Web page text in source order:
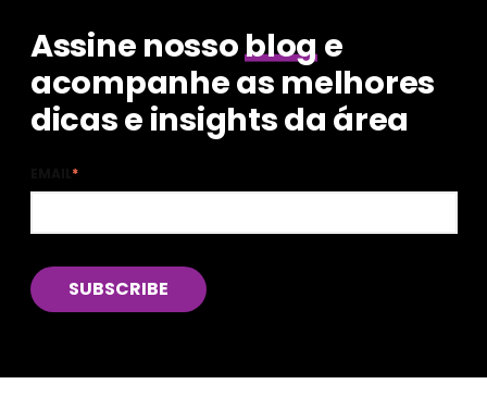
Assine nossobloge
acompanhe as melhores
dicas e insights da área
*